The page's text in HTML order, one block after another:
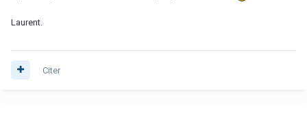
Laurent.
Citer